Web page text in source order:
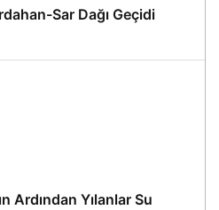
Sar Dağı Geçidi
Ardından Yılanlar Su